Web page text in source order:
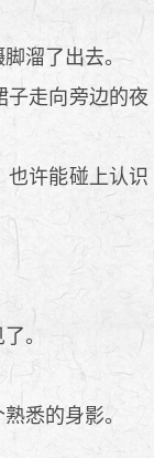
溜了出去。
走向旁边的夜
许能碰上认识
。
悉的身影。